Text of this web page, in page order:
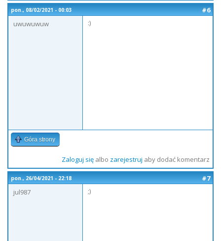
pon., 08/02/2021 - 00:03
#6
uwuwuwuw
:)
Góra strony
Zaloguj sięalbo zarejestruj aby dodać komentarz
pon., 26/04/2021 - 22:18
#7
jul987
;)